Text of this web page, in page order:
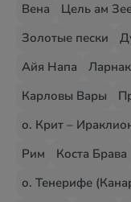
Вена
Цель ам
Золотые пески
Айя Напа
Карловы Вары
о. Крит –
Рим
Коста Брава
о. Тенерифе